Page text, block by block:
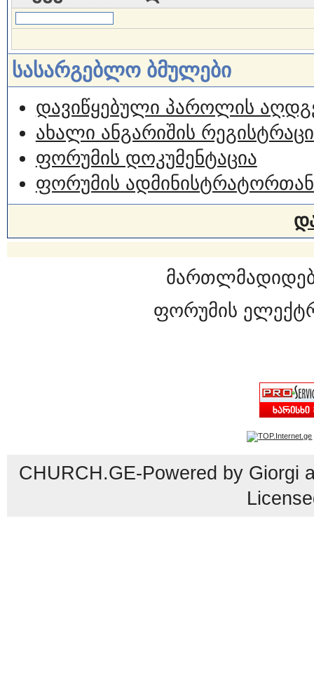
სასარგებლო ბმულები
დავიწყებული პაროლის
ახალი ანგარიშის
ფორუმის დოკუმენტაცია
ფორუმის ადმინისტრატორთან
ფორუმის
CHURCH.GE-Powered by Giorgi